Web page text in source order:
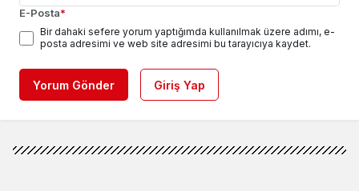
E-Posta*
Bir dahaki sefere yorum yaptığımda kullanılmak üzere adımı, e-
posta adresimi ve web site adresimi bu tarayıcıya kaydet.
Yorum Gönder Giriş Yap